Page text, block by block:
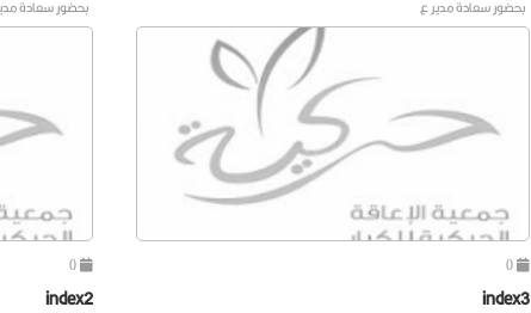
⁠⁠⁠بحضور سعادة مدير ع ⁠⁠⁠بحضور سعادة
0
index3
0
index2